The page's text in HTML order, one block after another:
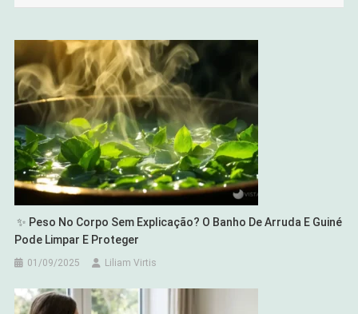
Post
✨ Peso No Corpo Sem Explicação? O Banho De Arruda E Guiné
Pode Limpar E Proteger
01/09/2025 Liliam Virtis